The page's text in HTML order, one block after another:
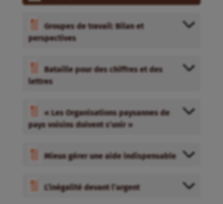
Groupes de travail: Bilan et
perspectives
Bataille pour des chiffres et des
lettres
« Les Organisations paysannes de
pays voisins doivent s’unir »
Mieux gérer une aide indispensable
L’inégalité devant l’argent